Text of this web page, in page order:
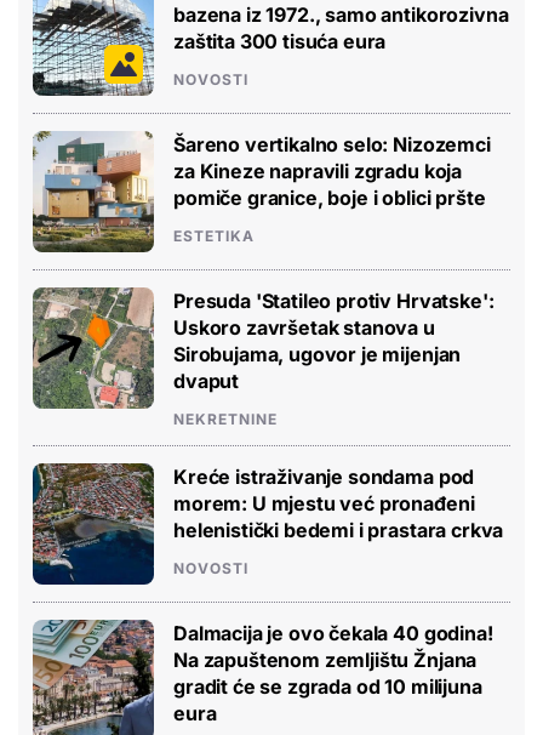
bazena iz 1972., samo antikorozivna
zaštita 300 tisuća eura
NOVOSTI
Šareno vertikalno selo: Nizozemci
za Kineze napravili zgradu koja
pomiče granice, boje i oblici pršte
ESTETIKA
Presuda 'Statileo protiv Hrvatske':
Uskoro završetak stanova u
Sirobujama, ugovor je mijenjan
dvaput
NEKRETNINE
Kreće istraživanje sondama pod
morem: U mjestu već pronađeni
helenistički bedemi i prastara crkva
NOVOSTI
Dalmacija je ovo čekala 40 godina!
Na zapuštenom zemljištu Žnjana
gradit će se zgrada od 10 milijuna
eura